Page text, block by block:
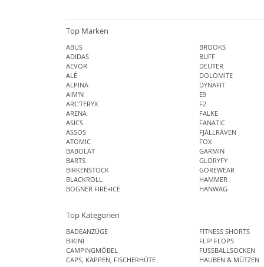
Top Marken
ABUS
ADIDAS
AEVOR
ALÉ
ALPINA
AIM'N
ARC'TERYX
ARENA
ASICS
ASSOS
ATOMIC
BABOLAT
BARTS
BIRKENSTOCK
BLACKROLL
BOGNER FIRE+ICE
BROOKS
BUFF
DEUTER
DOLOMITE
DYNAFIT
E9
F2
FALKE
FANATIC
FJÄLLRÄVEN
FOX
GARMIN
GLORYFY
GOREWEAR
HAMMER
HANWAG
Top Kategorien
BADEANZÜGE
BIKINI
CAMPINGMÖBEL
CAPS, KAPPEN, FISCHERHÜTE
FITNESS SHORTS
FLIP FLOPS
FUSSBALLSOCKEN
HAUBEN & MÜTZEN